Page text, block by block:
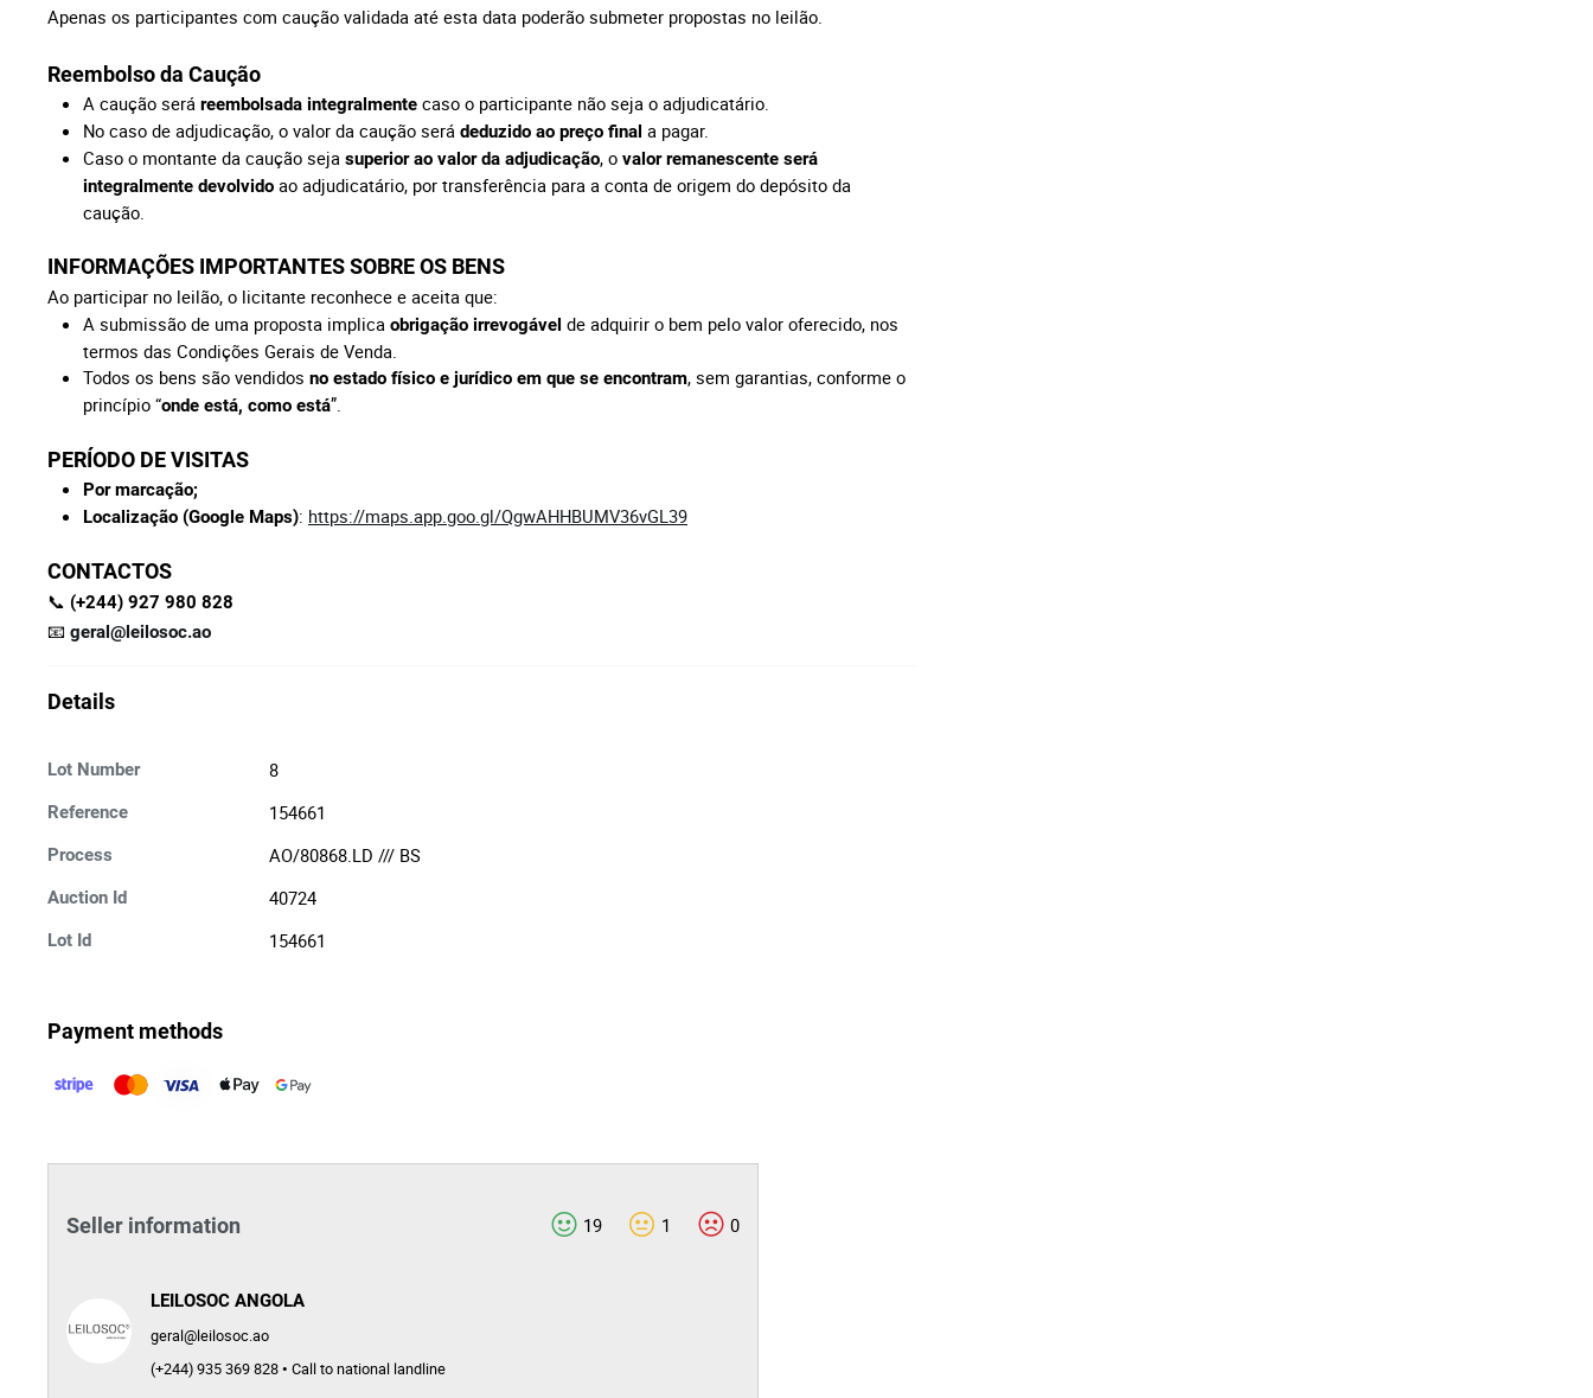
Apenas os participantes com caução validada até esta data poderão submeter propostas no leilão.
Reembolso da Caução
A caução será reembolsada integralmente caso o participante não seja o adjudicatário.
No caso de adjudicação, o valor da caução será deduzido ao preço final a pagar.
Caso o montante da caução seja superior ao valor da adjudicação, o valor remanescente será
integralmente devolvido ao adjudicatário, por transferência para a conta de origem do depósito da
caução.
INFORMAÇÕES IMPORTANTES SOBRE OS BENS
Ao participar no leilão, o licitante reconhece e aceita que:
A submissão de uma proposta implica obrigação irrevogável de adquirir o bem pelo valor oferecido, nos
termos das Condições Gerais de Venda.
Todos os bens são vendidos no estado físico e jurídico em que se encontram, sem garantias, conforme o
princípio “onde está, como está”.
PERÍODO DE VISITAS
Por marcação;
Localização (Google Maps): https://maps.app.goo.gl/QgwAHHBUMV36vGL39
CONTACTOS
📞 (+244) 927 980 828
📧 geral@leilosoc.ao
Details
Lot Number 8
Reference 154661
Process AO/80868.LD /// BS
Auction Id 40724
Lot Id 154661
Payment methods
Seller information 19 1 0
LEILOSOC ANGOLA
geral@leilosoc.ao
(+244) 935 369 828 • Call to national landline